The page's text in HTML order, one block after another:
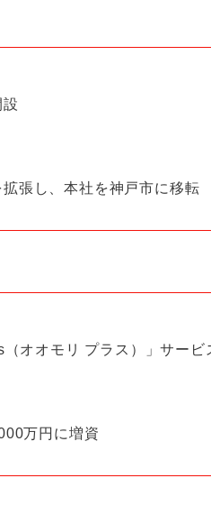
張し、本社を神戸市に移転
（オオモリ プラス）」サービ
万円に増資